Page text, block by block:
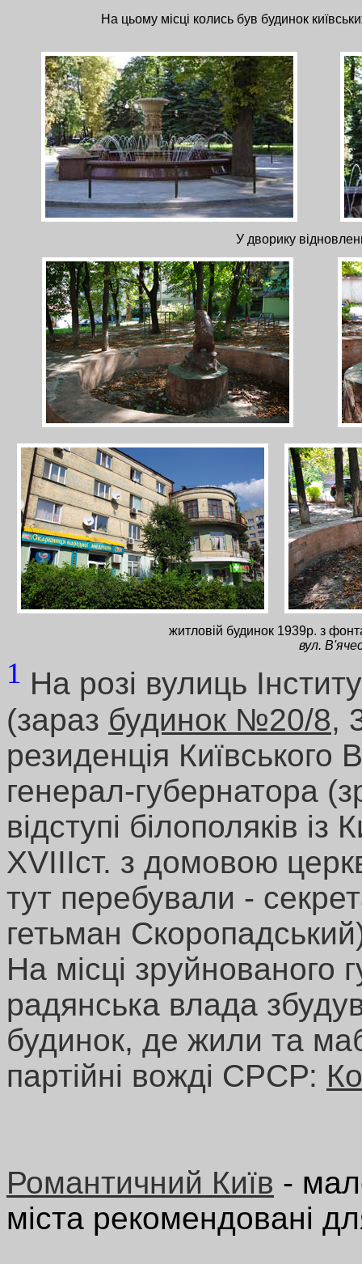
На цьому місці колись був будинок
У дворику
житловій будинок 1939р. з
вул.
1 На розі вулиць
(зараз будинок №20/8,
резиденція Київського
генерал-губернатора
відступі білополяків
ХVIIIст. з домовою
тут перебували -
гетьман
На місці зруйнованого
радянська влада
будинок, де жили та
партійні вожді СРСР:
Романтичний Київ -
міста рекомендовані